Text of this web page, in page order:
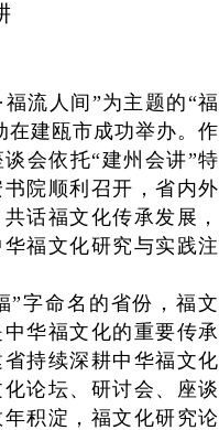
流人间”为主题的“福
在建瓯市成功举办。作
会依托“建州会讲”特
院顺利召开，省内外
话福文化传承发展，
福文化研究与实践注
”字命名的省份，福文
华福文化的重要传承
持续深耕中华福文化
论坛、研讨会、座谈
积淀，福文化研究论